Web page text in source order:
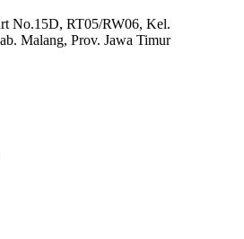
No.15D, RT05/RW06, Kel.
Malang, Prov. Jawa Timur